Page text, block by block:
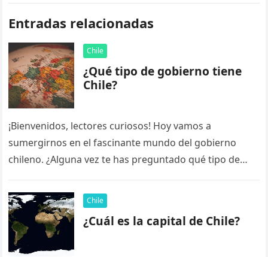
Entradas relacionadas
Chile
¿Qué tipo de gobierno tiene
Chile?
¡Bienvenidos, lectores curiosos! Hoy vamos a
sumergirnos en el fascinante mundo del gobierno
chileno. ¿Alguna vez te has preguntado qué tipo de
Chile
¿Cuál es la capital de Chile?